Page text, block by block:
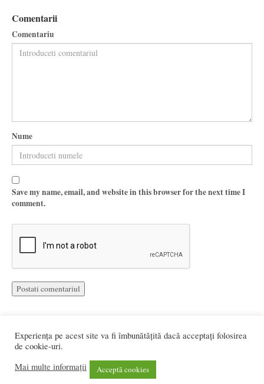
Comentarii
Comentariu
Nume
Save my name, email, and website in this browser for the next time I
comment.
Web design si programare:UDRAM Software
Experiența pe acest site va fi îmbunătățită dacă acceptați folosirea
de cookie-uri.
Mai multe informații
Acceptă cookies